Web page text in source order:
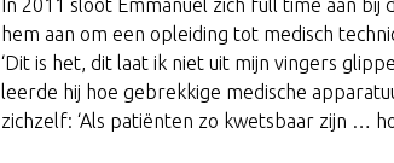
In 2011 sloot Emmanuel zich full time aan
hem aan om een opleiding tot medisch
‘Dit is het, dit laat ik niet uit mijn vingers
leerde hij hoe gebrekkige medische
zichzelf: ‘Als patiënten zo kwetsbaar zijn …